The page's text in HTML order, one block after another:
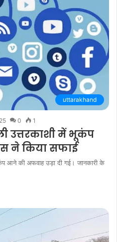
uttarakhand
0 1
उत्तरकाशी में भूकंप
ने किया सफाई
आने की अफवाह उड़ा दी गई। जानकारी के